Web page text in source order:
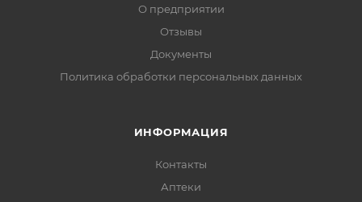
О предприятии
Отзывы
Документы
Политика обработки персональных данных
ИНФОРМАЦИЯ
Контакты
Аптеки